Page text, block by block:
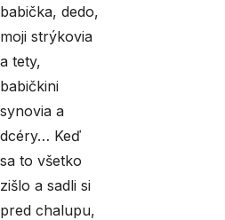
babička, dedo,
moji strýkovia
a tety,
babičkini
synovia a
dcéry… Keď
sa to všetko
zišlo a sadli si
pred chalupu,